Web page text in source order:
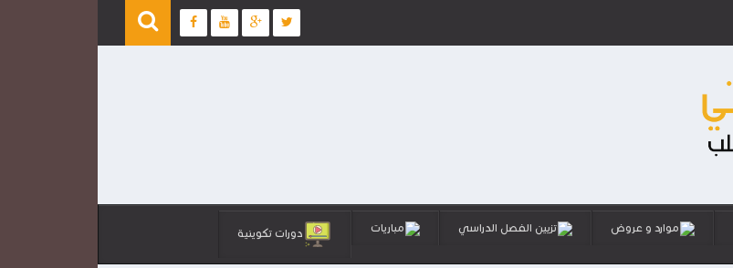
موارد و عروض تزيين الفصل الدراسي مباريات دورات تكوينية